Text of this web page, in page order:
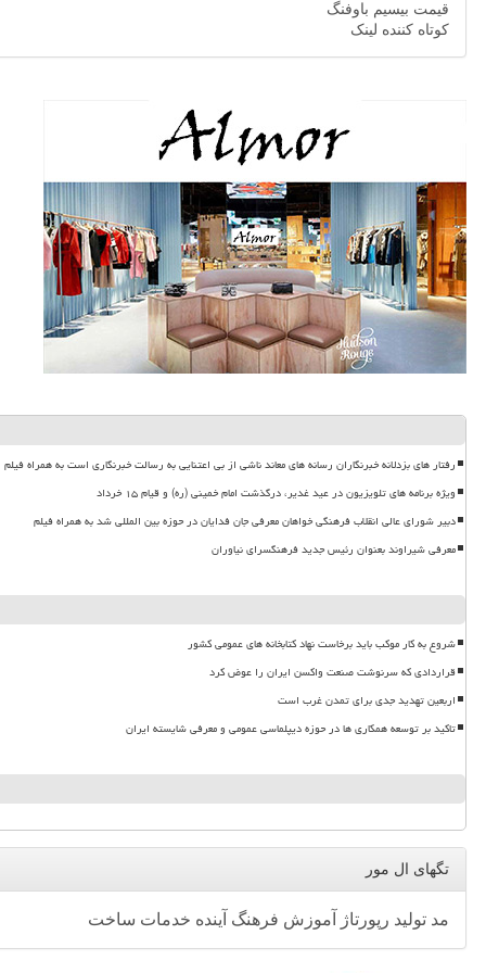
قیمت بیسیم باوفنگ
کوتاه کننده لینک
رفتار های بزدلانه خبرنگاران رسانه های معاند ناشی از بی اعتنایی به رسالت خبرنگاری است به همراه فیلم
ویژه برنامه های تلویزیون در عید غدیر، درگذشت امام خمینی (ره) و قیام ۱۵ خرداد
دبیر شورای عالی انقلاب فرهنگی خواهان معرفی جان فدایان در حوزه بین المللی شد به همراه فیلم
معرفی شیراوند بعنوان رئیس جدید فرهنگسرای نیاوران
شروع به کار موکب باید برخاست نهاد کتابخانه های عمومی کشور
قراردادی که سرنوشت صنعت واکسن ایران را عوض کرد
اربعین تهدید جدی برای تمدن غرب است
تاکید بر توسعه همکاری ها در حوزه دیپلماسی عمومی و معرفی شایسته ایران
تگهای ال مور
مد تولید رپورتاژ آموزش فرهنگ آینده خدمات ساخت